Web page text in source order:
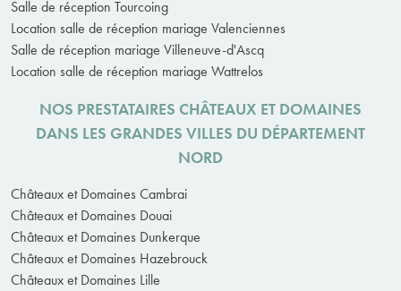
Salle de réception Tourcoing
Location salle de réception mariage Valenciennes
Salle de réception mariage Villeneuve-d'Ascq
Location salle de réception mariage Wattrelos
NOS PRESTATAIRES CHÂTEAUX ET DOMAINES
DANS LES GRANDES VILLES DU DÉPARTEMENT
NORD
Châteaux et Domaines Cambrai
Châteaux et Domaines Douai
Châteaux et Domaines Dunkerque
Châteaux et Domaines Hazebrouck
Châteaux et Domaines Lille